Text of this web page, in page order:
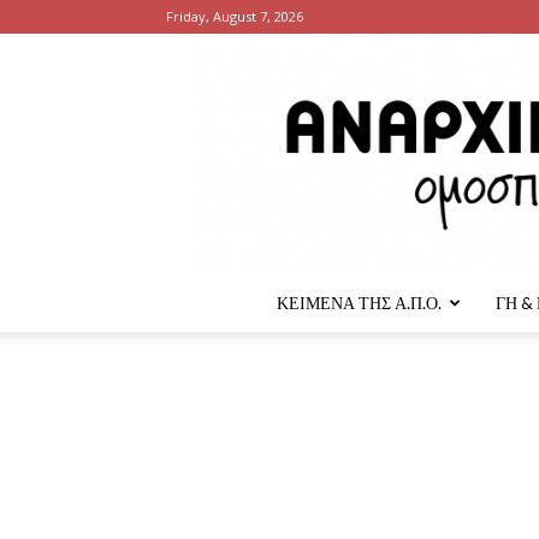
Friday, August 7, 2026
ΚΕΙΜΕΝΑ ΤΗΣ Α.Π.Ο. ΓΗ &